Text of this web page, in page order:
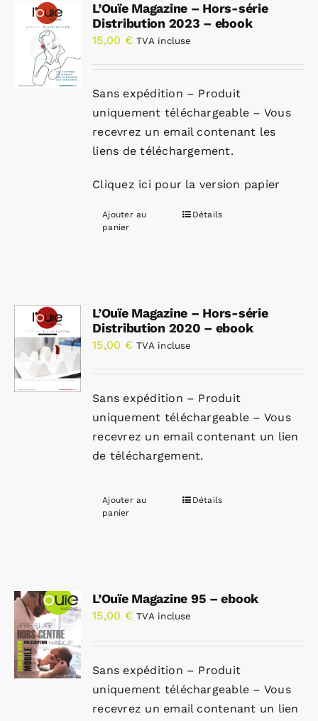
L’Ouïe Magazine – Hors-série
Distribution 2023 – ebook
15,00 € TVA incluse
Sans expédition – Produit
uniquement téléchargeable – Vous
recevrez un email contenant les
liens de téléchargement.
Cliquez ici pour la version papier
Ajouter au
panier
Détails
L’Ouïe Magazine – Hors-série
Distribution 2020 – ebook
15,00 € TVA incluse
Sans expédition – Produit
uniquement téléchargeable – Vous
recevrez un email contenant un lien
de téléchargement.
Ajouter au
panier
Détails
L’Ouïe Magazine 95 – ebook
15,00 € TVA incluse
Sans expédition – Produit
uniquement téléchargeable – Vous
recevrez un email contenant un lien